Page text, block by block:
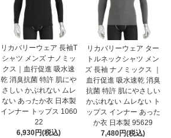
リカバリーウェア 長袖T
シャツ メンズ ナノミッ
クス｜血行促進 吸水速
乾 消臭抗菌 特許 肌にや
さしい かぶれない ムレ
ない あったか衣 日本製
インナー トップス 1060
22
6,930円(税込)
リカバリーウェア ター
トルネックシャツ メン
ズ 長袖 ナノミックス ｜
血行促進 吸水速乾 消臭
抗菌 特許 肌にやさしい
かぶれない ムレない ト
ップス インナー あった
か衣 日本製 95629
7,480円(税込)